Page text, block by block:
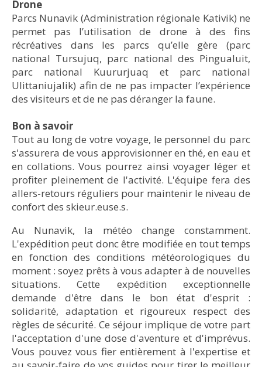
un décor toujours plus imposant : c’est l’entrée
dans les monts Torngat. Au camp Qurlutuarjuq,
vous vous installerez confortablement et déposerez
vos bagages pour la semaine. Vous y trouverez une
grande cuisine et un dortoir, ainsi qu’une pièce
centrale chaleureuse pour y raconter les aventures
de la journée et pour y préparer celles du
lendemain. ​
© Olivier Paradis
selon la météo et les aptitudes de chacun.e.
© Martin Lévesques
ascension sur les hauts plateaux qui bordent la
rivière André-Grenier sera aussi possible.
© Bruno-Pierre Couture
chemin ancestral vers le Labrador. Cette vallée, qui
contourne le mont Haywood (732 mètres), vous en
mettra plein la vue. Pour ceux et celles qui le
désirent, il sera alors possible de pratiquer le ski
de descente. ​
©Olivier Paradis
• Hébergement : camp Qurlutuarjuq (pourvu
d’électricité et d’un chauffage à l’huile, une grande
cuisine et un dortoir, ainsi qu’une pièce centrale
pour se rassembler).
Départ du camp pour un retour vers
Kangiqsualujjuaq en motoneige (environ 5 heures)
avec de nombreux arrêts pour observer les points
de vue sur la rivière. De retour au village, vous
aurez l'opportunité de faire une dernière visite au
pavillon du parc pour un retour sur les moments
forts de la semaine avant de dire au revoir aux
guides.
© Olivier Paradis
Drone
Parcs Nunavik (Administration régionale Kativik) ne
permet pas l’utilisation de drone à des fins
récréatives dans les parcs qu’elle gère (parc
national Tursujuq, parc national des Pingualuit,
parc national Kuururjuaq et parc national
Ulittaniujalik) afin de ne pas impacter l’expérience
des visiteurs et de ne pas déranger la faune.
Bon à savoir
Tout au long de votre voyage, le personnel du parc
s'assurera de vous approvisionner en thé, en eau et
en collations. Vous pourrez ainsi voyager léger et
profiter pleinement de l'activité. L'équipe fera des
allers-retours réguliers pour maintenir le niveau de
confort des skieur.euse.s.
Au Nunavik, la météo change constamment.
L'expédition peut donc être modifiée en tout temps
en fonction des conditions météorologiques du
moment : soyez prêts à vous adapter à de nouvelles
situations. Cette expédition exceptionnelle
demande d'être dans le bon état d'esprit :
solidarité, adaptation et rigoureux respect des
règles de sécurité. Ce séjour implique de votre part
l'acceptation d'une dose d'aventure et d'imprévus.
Vous pouvez vous fier entièrement à l'expertise et